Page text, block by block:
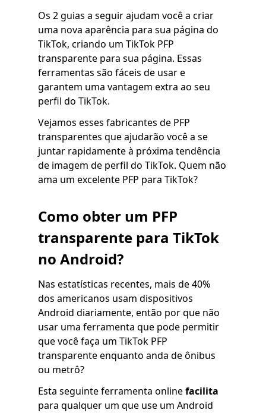
Os 2 guias a seguir ajudam você a criar
uma nova aparência para sua página do
TikTok, criando um TikTok PFP
transparente para sua página. Essas
ferramentas são fáceis de usar e
garantem uma vantagem extra ao seu
perfil do TikTok.
Vejamos esses fabricantes de PFP
transparentes que ajudarão você a se
juntar rapidamente à próxima tendência
de imagem de perfil do TikTok. Quem não
ama um excelente PFP para TikTok?
Como obter um PFP
transparente para TikTok
no Android?
Nas estatísticas recentes, mais de 40%
dos americanos usam dispositivos
Android diariamente, então por que não
usar uma ferramenta que pode permitir
que você faça um TikTok PFP
transparente enquanto anda de ônibus
ou metrô?
Esta seguinte ferramenta onlinefacilita
para qualquer um que use um Android